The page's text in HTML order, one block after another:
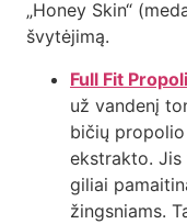
„Honey Skin“
švytėjimą.
Full Fit
už vandenį
bičių
ekstrakto. Jis
giliai
žingsniams.